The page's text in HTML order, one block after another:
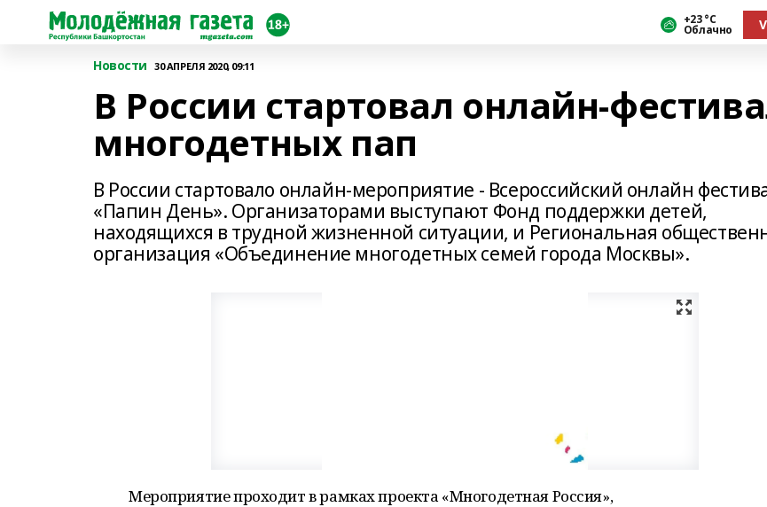
+23 °С
Облачно
Новости 30 АПРЕЛЯ 2020, 09:11
В России стартовал онлайн-
многодетных пап
В России стартовало онлайн-мероприятие - Всероссийский онлайн
«Папин День». Организаторами выступают Фонд поддержки детей,
находящихся в трудной жизненной ситуации, и Региональная
организация «Объединение многодетных семей города Москвы».
Мероприятие проходит в рамках проекта «Многодетная Россия»,